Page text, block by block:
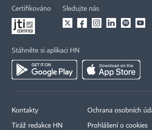
Certifikováno Sledujte nás
Stáhněte si aplikaci HN
Kontakty
Tiráž redakce HN
Ochrana osobních
Prohlášení o cookies